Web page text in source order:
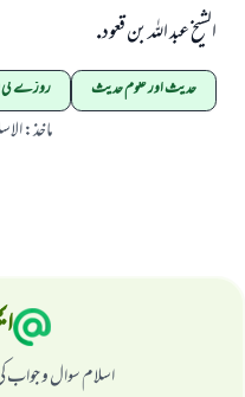
الشيخ عبد اللہ بن قعود.
حدیث اور علوم حدیث روزے
ماخذ:
اسلام سوال و